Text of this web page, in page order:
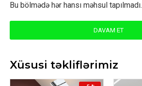
Bu bölmədə hər hansı məhsul tapılmadı.
DAVAM ET
Xüsusi təkliflərimiz